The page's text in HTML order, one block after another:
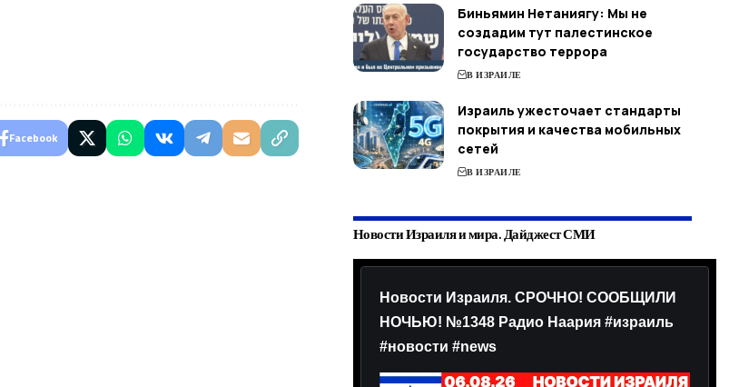
Facebook
Биньямин Нетаниягу: Мы не
создадим тут палестинское
государство террора
В ИЗРАИЛЕ
Израиль ужесточает стандарты
покрытия и качества мобильных
сетей
В ИЗРАИЛЕ
Новости Израиля и мира. Дайджест СМИ